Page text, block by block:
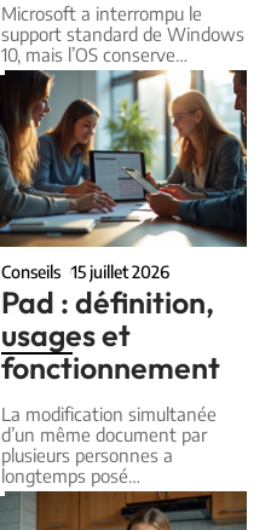
Microsoft a interrompu le
support standard de Windows
10, mais l’OS conserve…
Conseils 15 juillet 2026
Pad : définition,
usages et
fonctionnement
La modification simultanée
d’un même document par
plusieurs personnes a
longtemps posé…